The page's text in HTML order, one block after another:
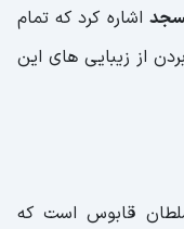
اشاره کرد که تمام
از زیبایی های این
قابوس است که